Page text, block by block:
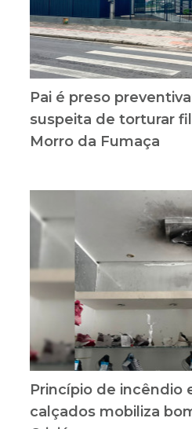
Pai é preso
suspeita de torturar
Morro da Fumaça
Princípio de incêndio
calçados mobiliza